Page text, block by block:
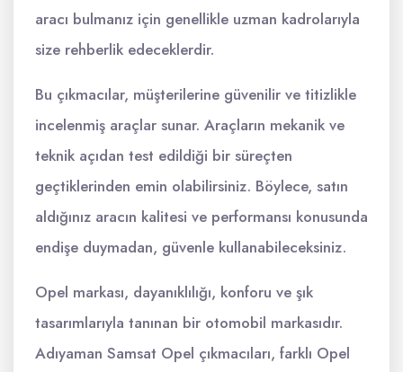
aracı bulmanız için genellikle uzman kadrolarıyla
size rehberlik edeceklerdir.
Bu çıkmacılar, müşterilerine güvenilir ve titizlikle
incelenmiş araçlar sunar. Araçların mekanik ve
teknik açıdan test edildiği bir süreçten
geçtiklerinden emin olabilirsiniz. Böylece, satın
aldığınız aracın kalitesi ve performansı konusunda
endişe duymadan, güvenle kullanabileceksiniz.
Opel markası, dayanıklılığı, konforu ve şık
tasarımlarıyla tanınan bir otomobil markasıdır.
Adıyaman Samsat Opel çıkmacıları, farklı Opel